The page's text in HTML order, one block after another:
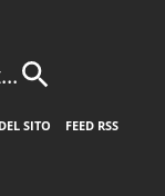
SITO
FEED RSS